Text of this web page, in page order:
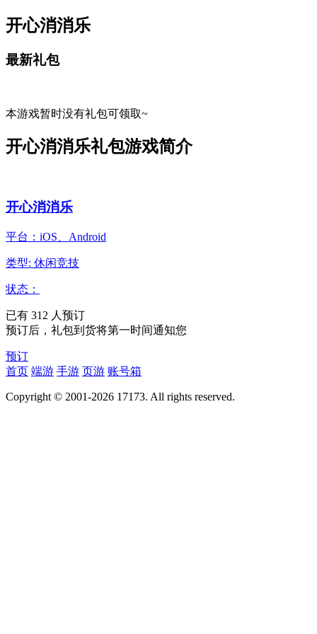
开心消消乐
最新礼包
本游戏暂时没有礼包可领取~
开心消消乐礼包游戏简介
开心消消乐
平台：iOS、Android
类型: 休闲竞技
状态：
已有 312 人预订
预订后，礼包到货将第一时间通知您
预订
首页 端游 手游 页游 账号箱
Copyright © 2001-2026 17173. All rights reserved.